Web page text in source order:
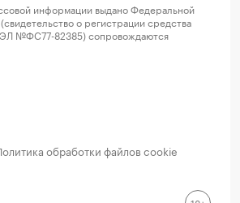
информации выдано Федеральной
о регистрации средства
ЭЛ №ФС77-82385) сопровождаются
обработки файлов cookie